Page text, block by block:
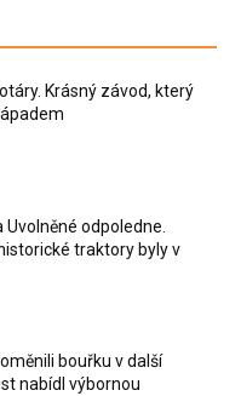
Krásný závod, který
Uvolněné odpoledne.
traktory byly v
bouřku v další
nabídl výbornou